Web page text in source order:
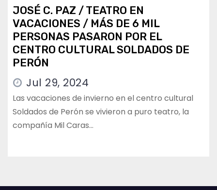
JOSÉ C. PAZ / TEATRO EN
VACACIONES / MÁS DE 6 MIL
PERSONAS PASARON POR EL
CENTRO CULTURAL SOLDADOS DE
PERÓN
Jul 29, 2024
Las vacaciones de invierno en el centro cultural
Soldados de Perón se vivieron a puro teatro, la
compañía Mil Caras…